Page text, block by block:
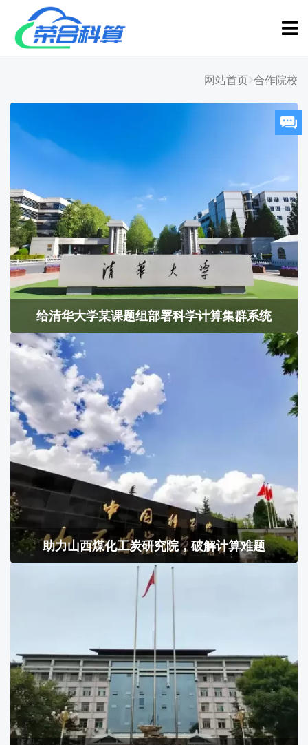
网站首页 合作院校
给清华大学某课题组部署科学计算集群系统
助力山西煤化工炭研究院，破解计算难题